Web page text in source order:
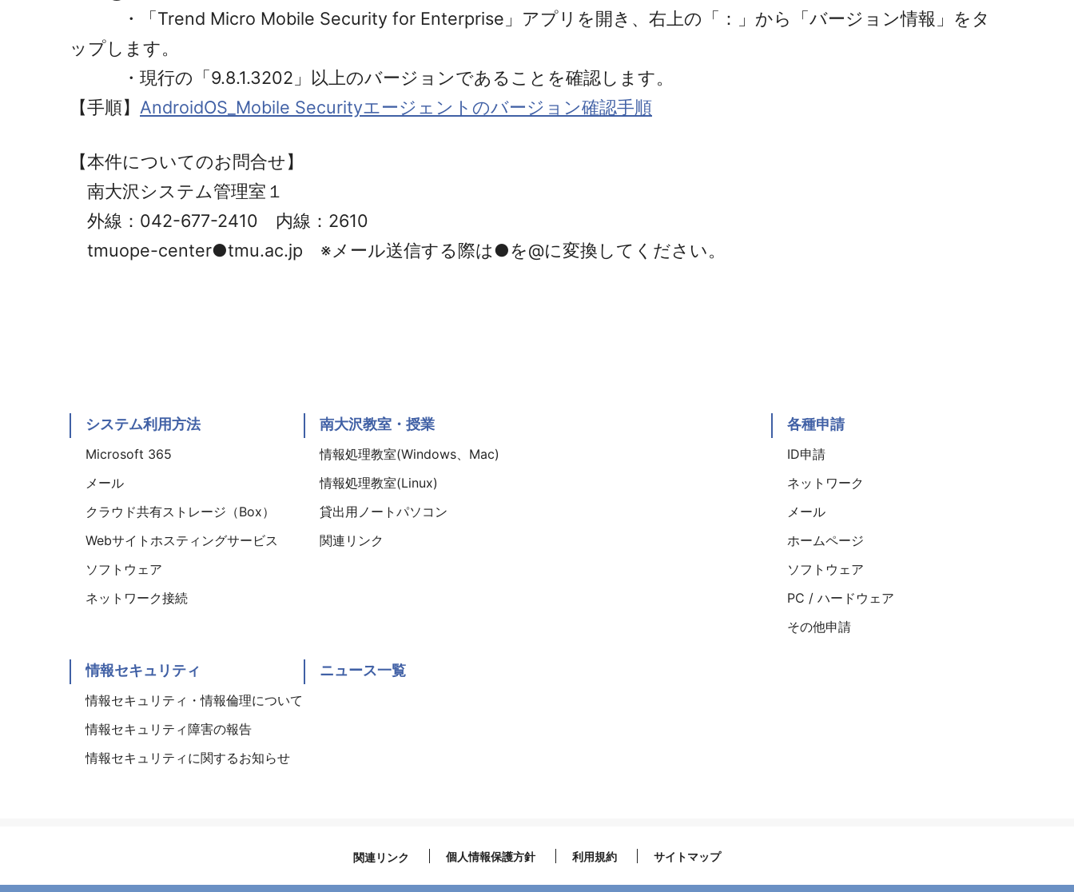
・「Trend Micro Mobile Security for Enterprise」アプリを開き、右上の「：」から「バージョン情報」をタ
ップします。
・現行の「9.8.1.3202」以上のバージョンであることを確認します。
【手順】 AndroidOS_Mobile Securityエージェントのバージョン確認手順
【本件についてのお問合せ】
南大沢システム管理室１
外線：042-677-2410 内線：2610
tmuope-center●tmu.ac.jp ※メール送信する際は●を@に変換してください。
システム利用方法
Microsoft 365
メール
クラウド共有ストレージ（Box）
Webサイトホスティングサービス
ソフトウェア
ネットワーク接続
南大沢教室・授業
情報処理教室(Windows、Mac)
情報処理教室(Linux)
貸出用ノートパソコン
関連リンク
各種申請
ID申請
ネットワーク
メール
ホームページ
ソフトウェア
PC / ハードウェア
その他申請
情報セキュリティ
情報セキュリティ・情報倫理について
情報セキュリティ障害の報告
情報セキュリティに関するお知らせ
ニュース一覧
関連リンク 個人情報保護方針 利用規約 サイトマップ